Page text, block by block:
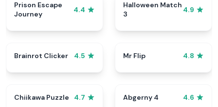
Prison Escape
Journey
4.4
Halloween Match
3
4.9
Brainrot Clicker 4.5 Mr Flip 4.8
Chiikawa Puzzle 4.7 Abgerny 4 4.6